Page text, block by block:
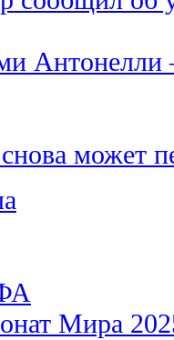
Антонелли
может
Мира